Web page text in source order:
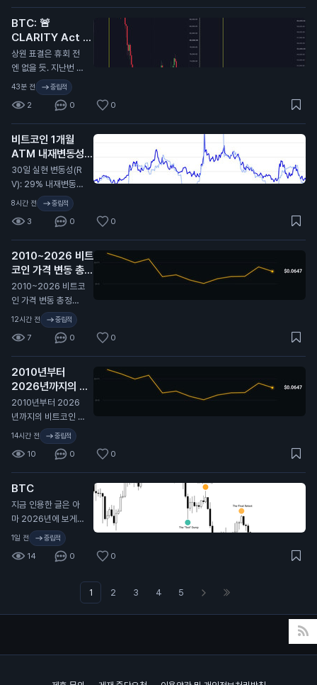
6.4만 달러로 떡락했
었음. 무슨 말인지 감
오지...
BTC: 🚨
CLARITY Act 또
연기…
N
상원 표결은 휴회 전
엔 없을 듯. 지난번 C
LARITY Act가 미뤄
졌을 때 비트코인이
9.7만 달러에서 6.4
만 달러까지 떡락했었
지. 무슨 뜻인지 알
지…
43분 전 중립적
2 0 0
비트코인 1개월
ATM 내재변동성
(IV): 32%
N
30일 실현 변동성(R
V): 29% 내재변동성
이 실현 대비 2.4포인
트 높게 형성돼 있고,
지난 2년 기준 대략 4
6퍼센타일 구간. 극단
적이진 않지만 옵션
시장은 여전히 최근
비트코인이 보여준 것
보다 더 큰 움직임을
프라이싱 중. 여기서
실현 변동성이 따라
올라갈까, 아니면 내
재 변동성이 계속 눌
릴까?
8시간 전 중립적
3 0 0
2010~2026 비트
코인 가격 변동 총정
리 🫡
N
2010~2026 비트코
인 가격 변동 총정리
🫡
12시간 전 중립적
7 0 0
2010년부터
2026년까지의 비
트코인 가격 변동 전
체 역사. 🫡
N
2010년부터 2026
년까지의 비트코인 가
격 변동 전체 역사. 🫡
14시간 전 중립적
10 0 0
BTC
지금 인용한 글은 아
마 2026년에 보게
될 글 중 가장 중요한
글 중 하나일 거야. 시
간 내서 제대로 뜯어
관점에서의 유사점에
1일 전 중립적
14 0 0
1 2 3 4 5